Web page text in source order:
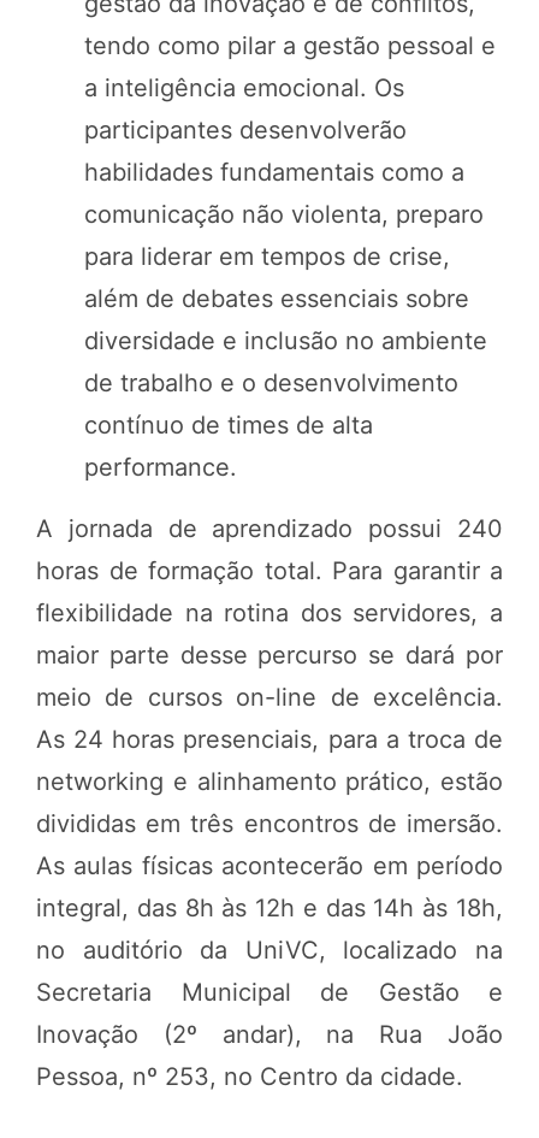
tendo como pilar a gestão pessoal e
a inteligência emocional. Os
participantes desenvolverão
habilidades fundamentais como a
comunicação não violenta, preparo
para liderar em tempos de crise,
além de debates essenciais sobre
diversidade e inclusão no ambiente
de trabalho e o desenvolvimento
contínuo de times de alta
performance.
A jornada de aprendizado possui 240
horas de formação total. Para garantir a
flexibilidade na rotina dos servidores, a
maior parte desse percurso se dará por
meio de cursos on-line de excelência.
As 24 horas presenciais, para a troca de
networking e alinhamento prático, estão
divididas em três encontros de imersão.
As aulas físicas acontecerão em período
integral, das 8h às 12h e das 14h às 18h,
no auditório da UniVC, localizado na
Secretaria Municipal de Gestão e
Inovação (2º andar), na Rua João
Pessoa, nº 253, no Centro da cidade.